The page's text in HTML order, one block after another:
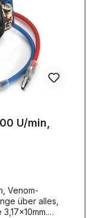
U/min,
Venom-
über alles,